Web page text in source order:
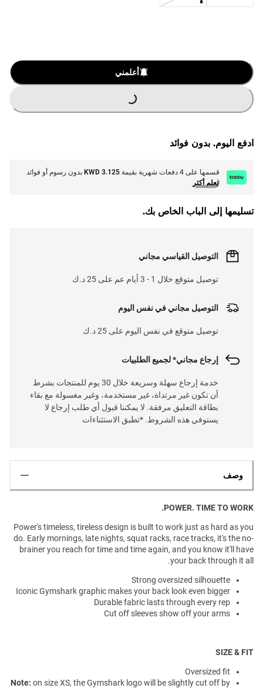
أعلمني
G
.
ادفع اليوم. بدون فوائد
قسمها على 4 دفعات شهرية بقيمة KWD 3.125 بدون رسوم أو فوائد
تعلم أكثر
تسليمها إلى الباب الخاص بك.
التوصيل القياسي مجاني
توصيل متوقع خلال 1 - 3 أيام عم على 25 د.ك
التوصيل مجاني في نفس اليوم
توصيل متوقع في نفس اليوم على 25 د.ك
إرجاع مجاني* لجميع الطلبيات
خدمة إرجاع سهلة وسريعة خلال 30 يوم للمنتجات بشرط
أن تكون غير مرتداة، غير مستخدمة، وغير مغسولة مع بقاء
بطاقة التعليق مرفقة. لا يمكننا قبول أي طلب إرجاع لا
يستوفي هذه الشروط. *تطبق الاستثناءات
وصف
POWER. TIME TO WORK.
Power's timeless, tireless design is built to work just as hard as you
do. Early mornings, late nights, squat racks, race tracks, it's the no-
brainer you reach for time and time again, and you know it'll have
your back through it all.
Strong oversized silhouette
Iconic Gymshark graphic makes your back look even bigger
Durable fabric lasts through every rep
Cut off sleeves show off your arms
SIZE & FIT
Oversized fit
Note: on size XS, the Gymshark logo will be slightly cut off by